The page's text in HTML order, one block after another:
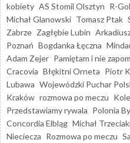
kobiety AS Stomil Olsztyn R-Gol
Michał Glanowski Tomasz Ptak
Zabrze Zagłębie Lubin
Poznań Bogdanka Łęczna
Adam Zejer Pamiętam i nie
Cracovia Błękitni Orneta Piotr
Lubawa Wojewódzki Puchar
Kraków rozmowa po meczu
Przedstawiamy rywala Polonia
Concordia Elbląg Michał
Nieciecza Rozmowa po meczu